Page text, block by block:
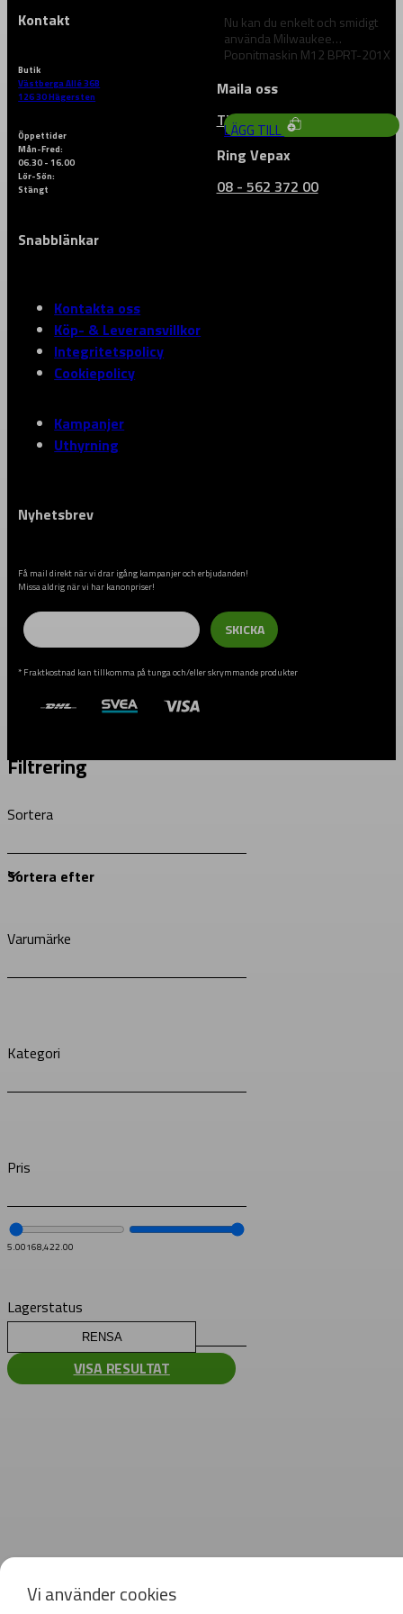
Nu kan du enkelt och smidigt
använda Milwaukee
Popnitmaskin M12 BPRT-201X
4 648kr
LÄGG TILL
Kontakt
Butik
Västberga Allé 36B
126 30 Hägersten
Maila oss
Till vårt kontaktformulär
Öppettider
Mån-Fred:
06.30 - 16.00
Lör-Sön:
Stängt
Ring Vepax
08 - 562 372 00
Snabblänkar
Kontakta oss
Köp- & Leveransvillkor
Integritetspolicy
Cookiepolicy
Kampanjer
Uthyrning
Nyhetsbrev
Få mail direkt när vi drar igång kampanjer och erbjudanden!
Missa aldrig när vi har kanonpriser!
Email
SKICKA
* Fraktkostnad kan tillkomma på tunga och/eller skrymmande produkter
Vi använder cookies
Filtrering
Sortera
Varumärke
Kategori
Pris
5.00168,422.00
Lagerstatus
RENSA
VISA RESULTAT